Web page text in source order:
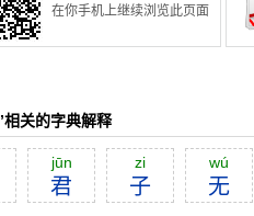
在你手机上继续浏览此页面
关的字典解释
jūn
君
zi
子
wú
无